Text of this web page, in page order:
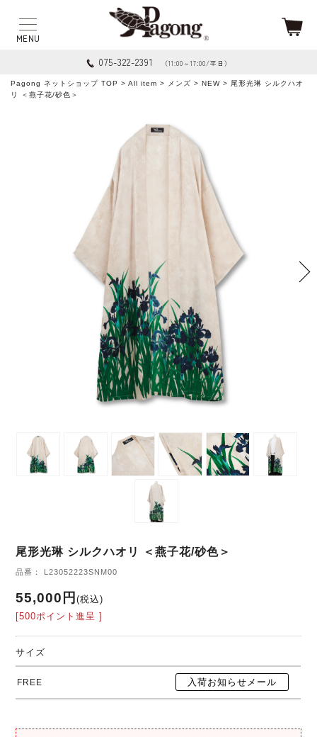
075-322-2391 （11:00～17:00/平日）
Pagong ネットショップ TOP > All item > メンズ > NEW > 尾形光琳 シルクハオ
リ ＜燕子花/砂色＞
尾形光琳 シルクハオリ ＜燕子花/砂色＞
品番： L23052223SNM00
55,000円(税込)
[500ポイント進呈 ]
サイズ
FREE